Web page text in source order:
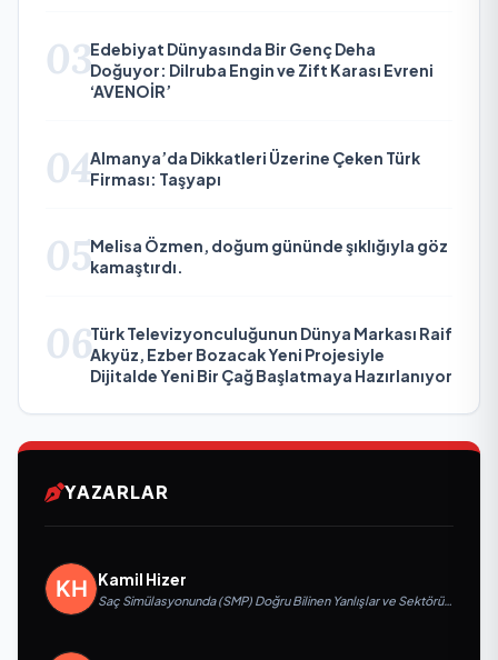
03Edebiyat Dünyasında Bir Genç Deha
Doğuyor: Dilruba Engin ve Zift Karası Evreni
‘AVENOİR’
04Almanya’da Dikkatleri Üzerine Çeken Türk
Firması: Taşyapı
05Melisa Özmen, doğum gününde şıklığıyla göz
kamaştırdı.
06Türk Televizyonculuğunun Dünya Markası Raif
Akyüz, Ezber Bozacak Yeni Projesiyle
Dijitalde Yeni Bir Çağ Başlatmaya Hazırlanıyor
YAZARLAR
Kamil Hizer
Saç Simülasyonunda (SMP) Doğru Bilinen Yanlışlar ve Sektörün